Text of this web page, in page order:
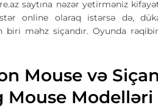
saytına nəzər yetirməniz
online olaraq istərsə də,
biri məhz siçandır. Oyunda
Mouse və
Mouse Modelləri